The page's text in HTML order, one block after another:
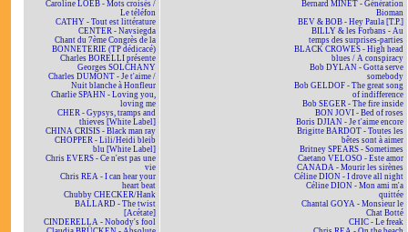
Caroline LOEB - Mots croisés /
Le téléfon
CATHY - Tout est littérature
CENTER - Navsiegda
Chant du 7ème Congrès de la
BONNETERIE (TP dédicacé)
Charles BORELLI présente
Georges SOLCHANY
Charles DUMONT - Je t'aime /
Nuit blanche à Honfleur
Charlie SPAHN - Loving you,
loving me
CHER - Gypsys, tramps and
thieves [White Label]
CHINA CRISIS - Black man ray
CHOPPER - Lili/Heidi bleib
blu [White Label]
Chris EVERS - Ce n'est pas une
vie
Chris REA - I can hear your
heart beat
Chubby CHECKER/Hank
BALLARD - The twist
[Acétate]
CINDERELLA - Nobody's fool
Bernard MINET - Génération
Bioman
BEV & BOB - Hey Paula [T.P.]
BILLY & les Forbans - Au
temps des surprises-parties
BLACK CROWES - High head
blues / A conspiracy
Bob DYLAN - Gotta serve
somebody
Bob GELDOF - The great song
of indifference
Bob SEGER - The fire inside
BON JOVI - Bed of roses
Boris DJIAN - Je t'aime encore
Brigitte BARDOT - Toutes les
bêtes sont à aimer
Britney SPEARS - Sometimes
Caetano VELOSO - Este amor
CANADA - Mourir les sirènes
Céline DION - I drove all night
Céline DION - Mon ami m'a
quittée
Chantal GOYA - Monsieur le
Chat Botté
CHIC - Le freak